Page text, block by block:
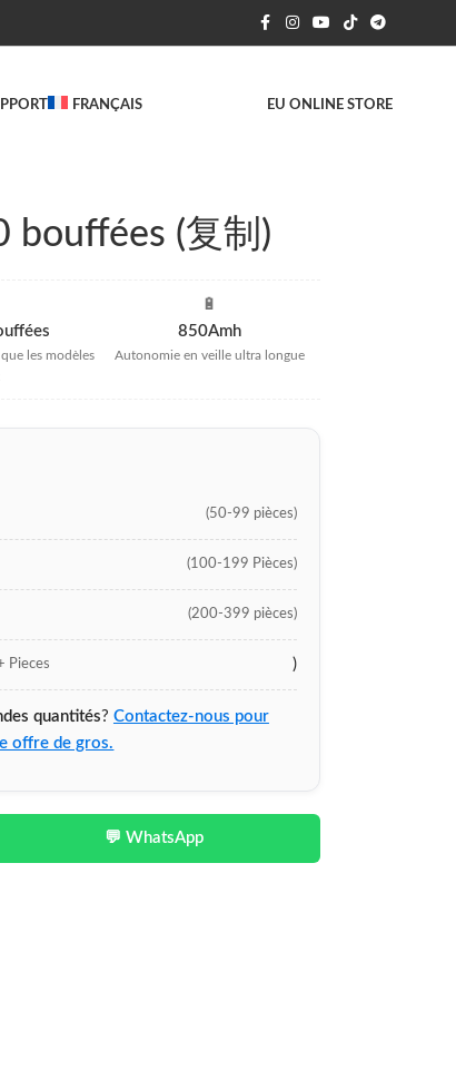
FRANÇAIS EU ONLINE STORE
bouffées (复制)
les modèles
🔋
850Amh
Autonomie en veille ultra longue
(50-99 pièces)
(100-199 Pièces)
(200-399 pièces)
Pieces )
quantités? Contactez-nous pour
offre de gros.
💬 WhatsApp